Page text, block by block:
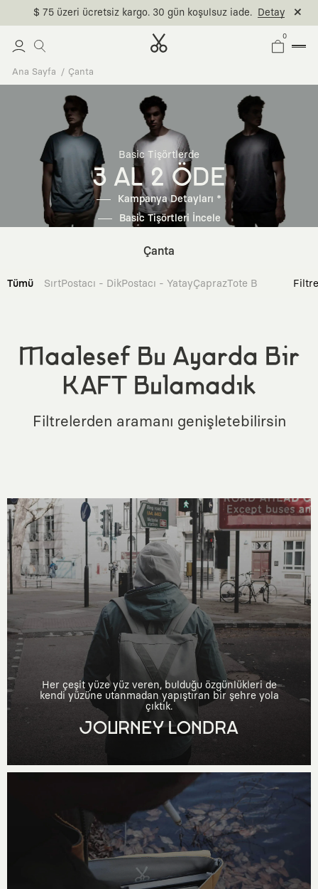
$ 75 üzeri ücretsiz kargo. 30 gün koşulsuz iade. Detay
0
Ana Sayfa Çanta
Basic Tişörtlerde
3 AL 2 ÖDE
Kampanya Detayları *
Basic Tişörtleri İncele
Çanta
Tümü SırtPostacı - DikPostacı - YatayÇaprazTote Bag Filtre
Maalesef Bu Ayarda Bir
KAFT Bulamadık
Filtrelerden aramanı genişletebilirsin
Her çeşit yüze yüz veren, bulduğu özgünlükleri de
kendi yüzüne utanmadan yapıştıran bir şehre yola
çıktık.
JOURNEY LONDRA